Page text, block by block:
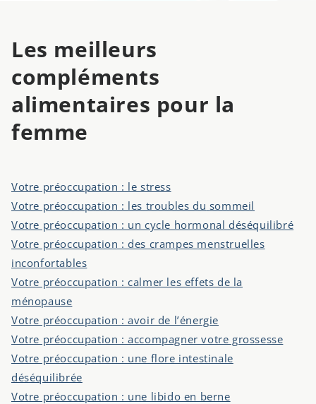
Les meilleurs
compléments
alimentaires pour la
femme
Votre préoccupation : le stress
Votre préoccupation : les troubles du sommeil
Votre préoccupation : un cycle hormonal déséquilibré
Votre préoccupation : des crampes menstruelles
inconfortables
Votre préoccupation : calmer les effets de la
ménopause
Votre préoccupation : avoir de l’énergie
Votre préoccupation : accompagner votre grossesse
Votre préoccupation : une flore intestinale
déséquilibrée
Votre préoccupation : une libido en berne